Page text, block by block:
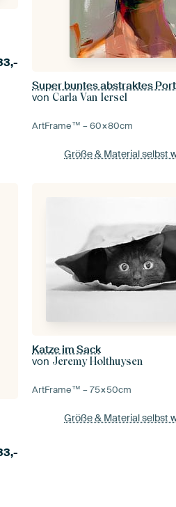
Super buntes abstraktes
von Carla Van Iersel
ArtFrame™ –60×80cm
Größe & Material selbst
Katze im Sack
von Jeremy Holthuysen
ArtFrame™ –75×50cm
Größe & Material selbst